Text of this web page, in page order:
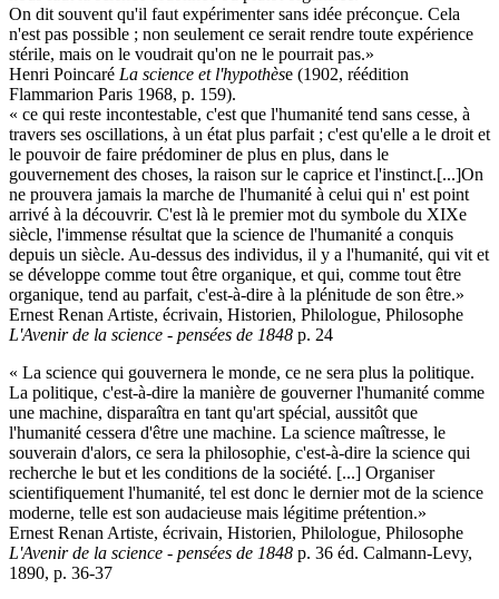
On dit souvent qu'il faut expérimenter sans idée préconçue. Cela
n'est pas possible ; non seulement ce serait rendre toute expérience
stérile, mais on le voudrait qu'on ne le pourrait pas.»
Henri Poincaré La science et l'hypothèse (1902, réédition
Flammarion Paris 1968, p. 159).
« ce qui reste incontestable, c'est que l'humanité tend sans cesse, à
travers ses oscillations, à un état plus parfait ; c'est qu'elle a le droit et
le pouvoir de faire prédominer de plus en plus, dans le
gouvernement des choses, la raison sur le caprice et l'instinct.[...]On
ne prouvera jamais la marche de l'humanité à celui qui n' est point
arrivé à la découvrir. C'est là le premier mot du symbole du XIXe
siècle, l'immense résultat que la science de l'humanité a conquis
depuis un siècle. Au-dessus des individus, il y a l'humanité, qui vit et
se développe comme tout être organique, et qui, comme tout être
organique, tend au parfait, c'est-à-dire à la plénitude de son être.»
Ernest Renan Artiste, écrivain, Historien, Philologue, Philosophe
L'Avenir de la science - pensées de 1848 p. 24
« La science qui gouvernera le monde, ce ne sera plus la politique.
La politique, c'est-à-dire la manière de gouverner l'humanité comme
une machine, disparaîtra en tant qu'art spécial, aussitôt que
l'humanité cessera d'être une machine. La science maîtresse, le
souverain d'alors, ce sera la philosophie, c'est-à-dire la science qui
recherche le but et les conditions de la société. [...] Organiser
scientifiquement l'humanité, tel est donc le dernier mot de la science
moderne, telle est son audacieuse mais légitime prétention.»
Ernest Renan Artiste, écrivain, Historien, Philologue, Philosophe
L'Avenir de la science - pensées de 1848 p. 36 éd. Calmann-Levy,
1890, p. 36-37